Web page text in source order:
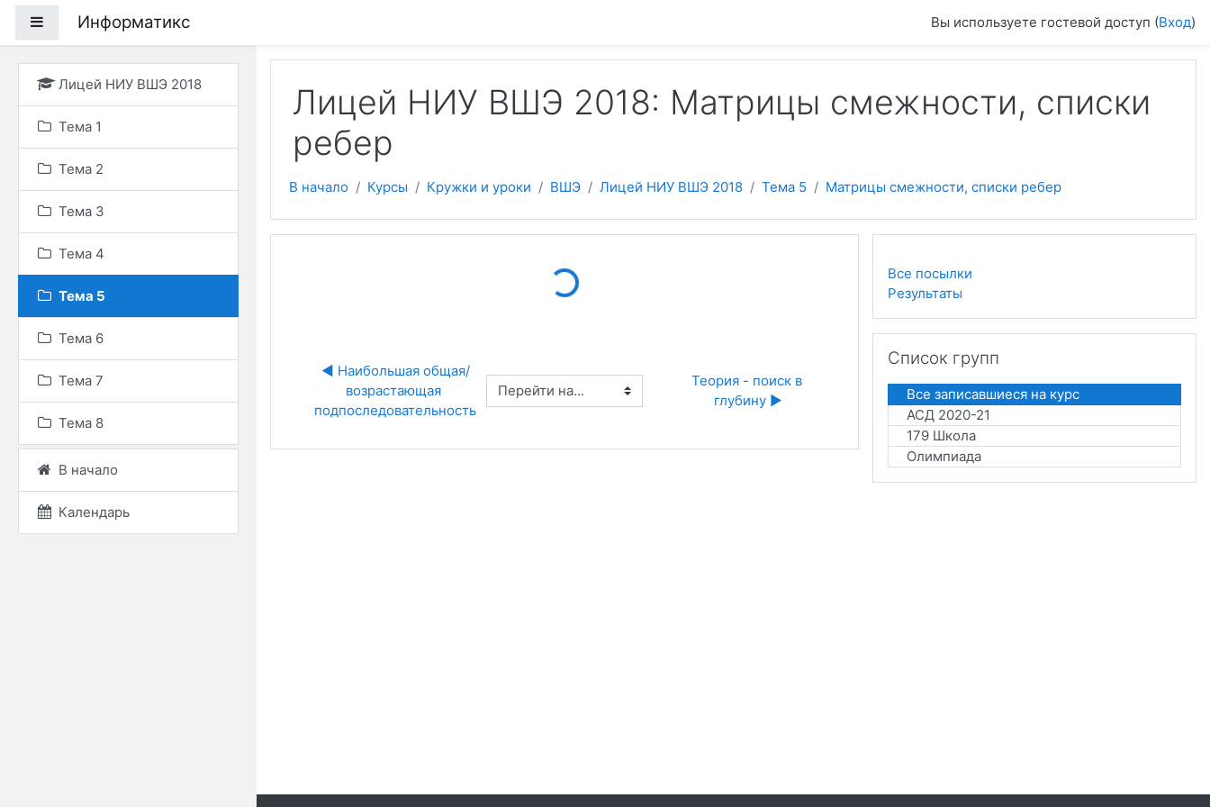
Боковая панель
Информатикс Вы используете гостевой доступ (Вход)
Лицей НИУ ВШЭ 2018
Тема 1
Тема 2
Тема 3
Тема 4
Тема 5
Тема 6
Тема 7
Тема 8
В начало
Календарь
Лицей НИУ ВШЭ 2018: Матрицы смежности, списки
ребер
В начало Курсы Кружки и уроки ВШЭ Лицей НИУ ВШЭ 2018 Тема 5 Матрицы смежности, списки ребер
Loading...
◀︎ Наибольшая общая/
возрастающая
подпоследовательность
Перейти на...
Теория - поиск в
глубину ▶︎
Все посылки
Результаты
Список групп
Все записавшиеся на курс
АСД 2020-21
179 Школа
Олимпиада